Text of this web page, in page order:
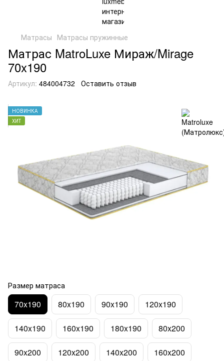
Матрасы Матрасы пружинные
Матрас MatroLuxe Мираж/Mirage
70x190
Артикул: 484004732 Оставить отзыв
НОВИНКА
ХИТ
Размер матраса
70x190 80x190 90x190 120x190
140x190 160x190 180x190 80x200
90x200 120x200 140x200 160x200